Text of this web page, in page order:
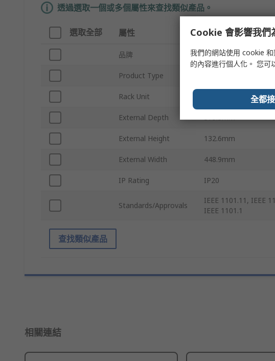
透過選取一個或多個屬性來查找類似產品。
選取全部 屬性 值
品牌 nVent SCHROFF
Product Type
Rack Unit
External Depth 375.5mm
External Height 132.6mm
External Width 448.9mm
IP Rating IP20
Standards/Approvals
IEEE 1101.11, IEEE
IEEE 1101.1
查找類似產品
相關連結
Cookie 會影響我們
我們的網站使用 cookie
的內容進行個人化。 您可
全都